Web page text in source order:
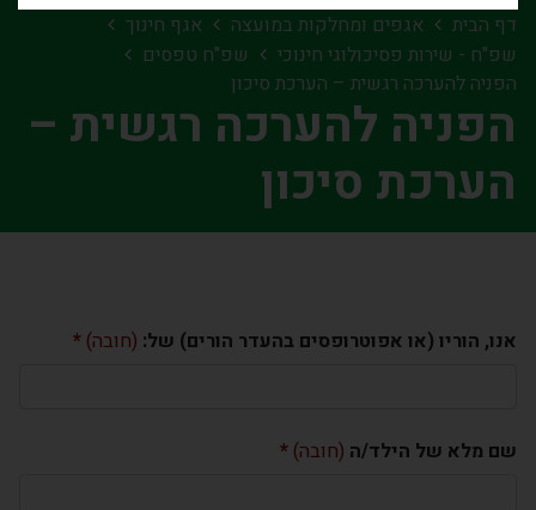
דף הבית אגפים ומחלקות במועצה
אגף חינוך
שפ"ח - שירות פסיכולוגי חינוכי
שפ"ח טפסים
הפניה להערכה רגשית – הערכת סיכון
הפניה להערכה רגשית –
הערכת סיכון
אנו, הוריו (או אפוטרופסים בהעדר הורים) של: (חובה)
שם מלא של הילד/ה (חובה)